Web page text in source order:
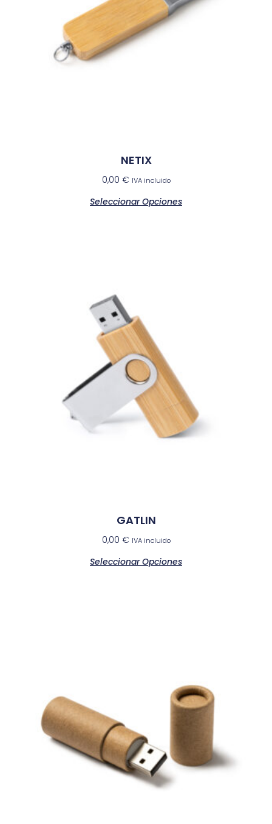
NETIX
0,00 € IVA incluido
Seleccionar Opciones
GATLIN
0,00 € IVA incluido
Seleccionar Opciones